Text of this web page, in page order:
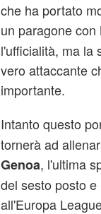
che ha portato
un paragone con
l'ufficialità, ma la
vero attaccante
importante.
Intanto questo
tornerà ad
Genoa, l'ultima
del sesto posto
all'Europa